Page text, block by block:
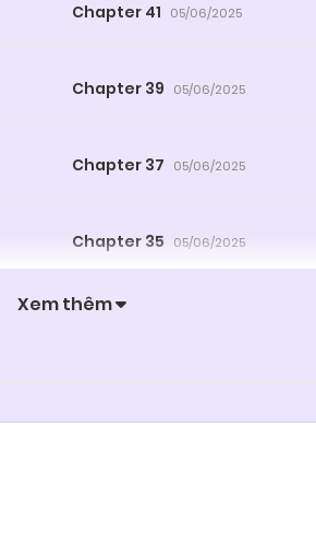
Chapter 41 05/06/2025
Chapter 39 05/06/2025
Chapter 37 05/06/2025
Chapter 35 05/06/2025
Xem thêm